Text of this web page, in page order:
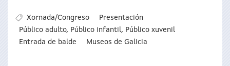
Xornada/Congreso
Presentación
Público adulto, Público infantil, Público xuvenil
Entrada de balde
Museos de Galicia